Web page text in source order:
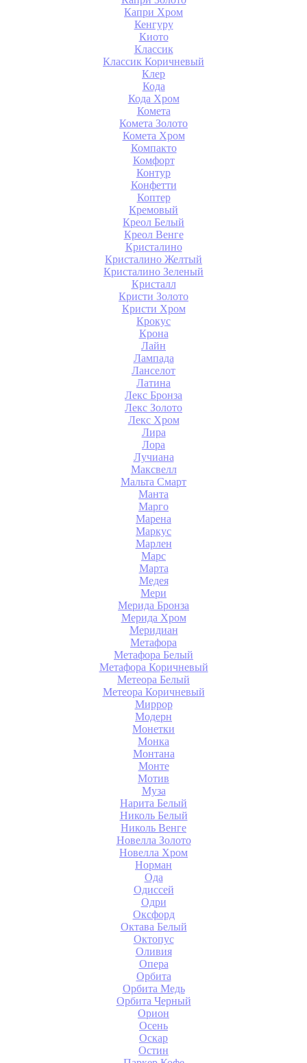
Капри Хром
Кенгуру
Киото
Классик
Классик Коричневый
Клер
Кода
Кода Хром
Комета
Комета Золото
Комета Хром
Компакто
Комфорт
Контур
Конфетти
Коптер
Кремовый
Креол Белый
Креол Венге
Кристалино
Кристалино Желтый
Кристалино Зеленый
Кристалл
Кристи Золото
Кристи Хром
Крокус
Крона
Лайн
Лампада
Ланселот
Латина
Лекс Бронза
Лекс Золото
Лекс Хром
Лира
Лора
Лучиана
Максвелл
Мальта Смарт
Манта
Марго
Марена
Маркус
Марлен
Марс
Марта
Медея
Мери
Мерида Бронза
Мерида Хром
Меридиан
Метафора
Метафора Белый
Метафора Коричневый
Метеора Белый
Метеора Коричневый
Миррор
Модерн
Монетки
Монка
Монтана
Монте
Мотив
Муза
Нарита Белый
Николь Белый
Николь Венге
Новелла Золото
Новелла Хром
Норман
Ода
Одиссей
Одри
Оксфорд
Октава Белый
Октопус
Оливия
Опера
Орбита
Орбита Медь
Орбита Черный
Орион
Осень
Оскар
Остин